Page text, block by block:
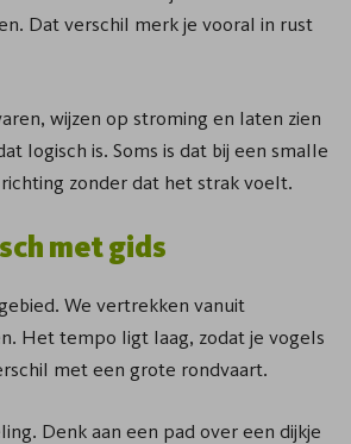
Dat verschil merk je vooral in rust
wijzen op stroming en laten zien
logisch is. Soms is dat bij een smalle
zonder dat het strak voelt.
met gids
We vertrekken vanuit
Het tempo ligt laag, zodat je vogels
met een grote rondvaart.
Denk aan een pad over een dijkje